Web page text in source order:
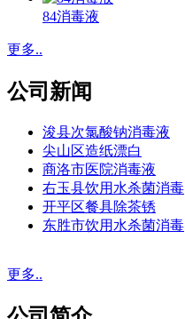
84消毒液
更多..
公司新闻
浚县次氯酸钠消毒液
尖山区造纸漂白
商洛市医院消毒液
右玉县饮用水杀菌消毒
开平区餐具除茶锈
东胜市饮用水杀菌消毒
更多..